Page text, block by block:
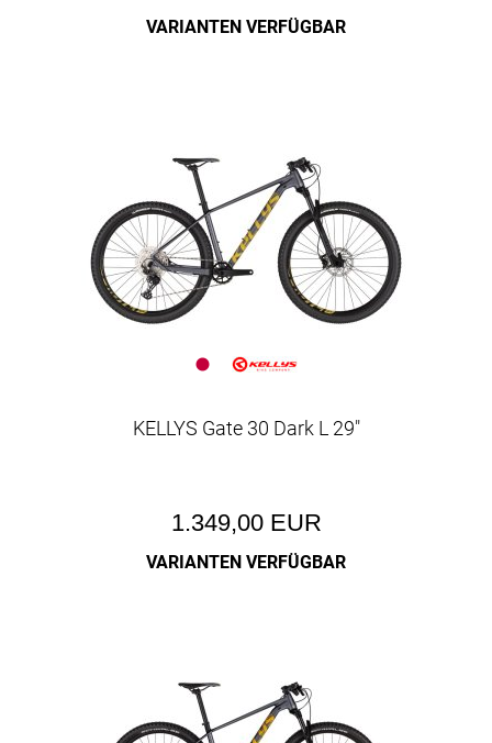
VARIANTEN VERFÜGBAR
KELLYS Gate 30 Dark L 29"
1.349,00 EUR
VARIANTEN VERFÜGBAR